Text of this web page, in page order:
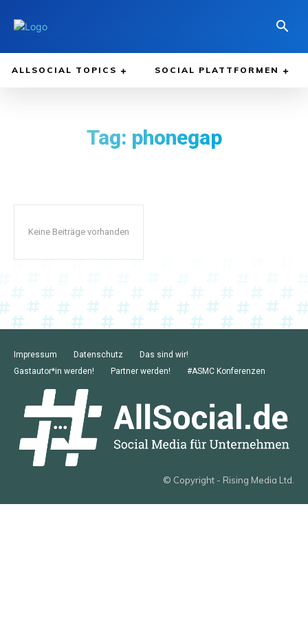
ALLSOCIAL TOPICS SOCIAL PLATTFORMEN
Tag: phonegap
Keine Beiträge vorhanden
Impressum Datenschutz
Das sind wir!
Gastautor*in werden!
Partner werden! #ASMC Konferenzen
© Copyright - Rising Media Ltd.